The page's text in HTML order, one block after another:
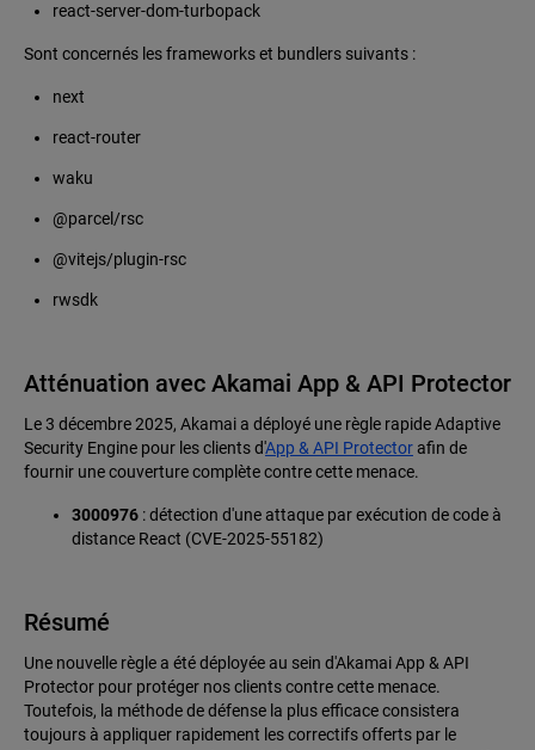
react-server-dom-turbopack
Sont concernés les frameworks et bundlers suivants :
next
react-router
waku
@parcel/rsc
@vitejs/plugin-rsc
rwsdk
Atténuation avec Akamai App & API Protector
Le 3 décembre 2025, Akamai a déployé une règle rapide Adaptive
Security Engine pour les clients d'App & API Protectorafin de
fournir une couverture complète contre cette menace.
3000976 : détection d'une attaque par exécution de code à
distance React (CVE-2025-55182)
Résumé
Une nouvelle règle a été déployée au sein d'Akamai App & API
Protector pour protéger nos clients contre cette menace.
Toutefois, la méthode de défense la plus efficace consistera
toujours à appliquer rapidement les correctifs offerts par le